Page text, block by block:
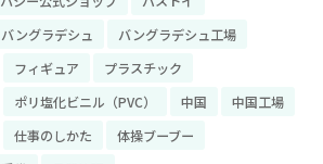
バングラデシュ
バングラデシュ工場
フィギュア
プラスチック
ポリ塩化ビニル（PVC） 中国
中国工場
仕事のしかた
体操ブーブー